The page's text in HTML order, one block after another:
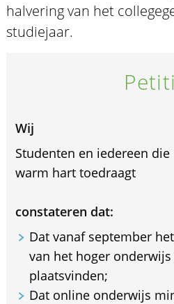
halvering van het
studiejaar.
Wij
Studenten en iedereen
warm hart toedraagt
constateren dat:
Dat vanaf september
van het hoger
plaatsvinden;
Dat online onderwijs